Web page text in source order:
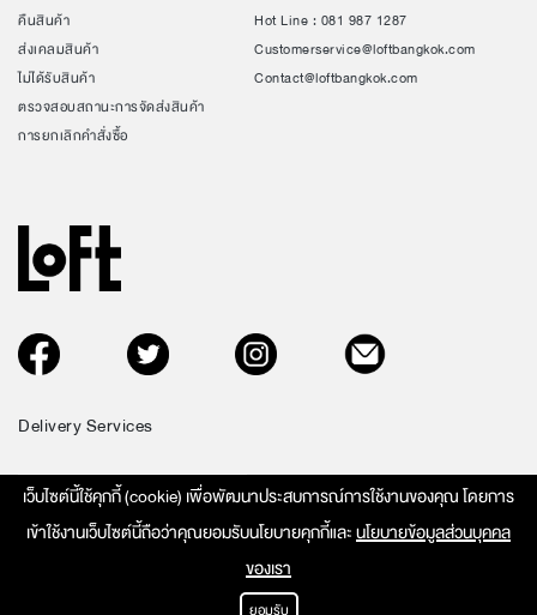
เว็บไซต์นี้ใช้คุกกี้ (cookie) เพื่อพัฒนาประสบการณ์การใช้งานของคุณ โดยการ
เข้าใช้งานเว็บไซต์นี้ถือว่าคุณยอมรับนโยบายคุกกี้และนโยบายข้อมูลส่วนบุคคล
ของเรา
ยอมรับ
คืนสินค้า
ส่งเคลมสินค้า
ไม่ได้รับสินค้า
ตรวจสอบสถานะการจัดส่งสินค้า
การยกเลิกคำสั่งซื้อ
Hot Line : 081 987 1287
Customerservice@loftbangkok.com
Contact@loftbangkok.com
Delivery Services
E-COMMERCE REGISTRATION NUMBER: 0105539083767
COPYRIGHT © 2026 LOFT BANGKOK. ALL RIGHT RESERVED.